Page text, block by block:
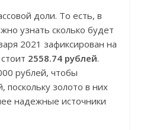
доли. То есть, в
узнать сколько будет
2021 зафиксирован на
2558.74 рублей.
рублей, чтобы
поскольку золото в них
надежные источники